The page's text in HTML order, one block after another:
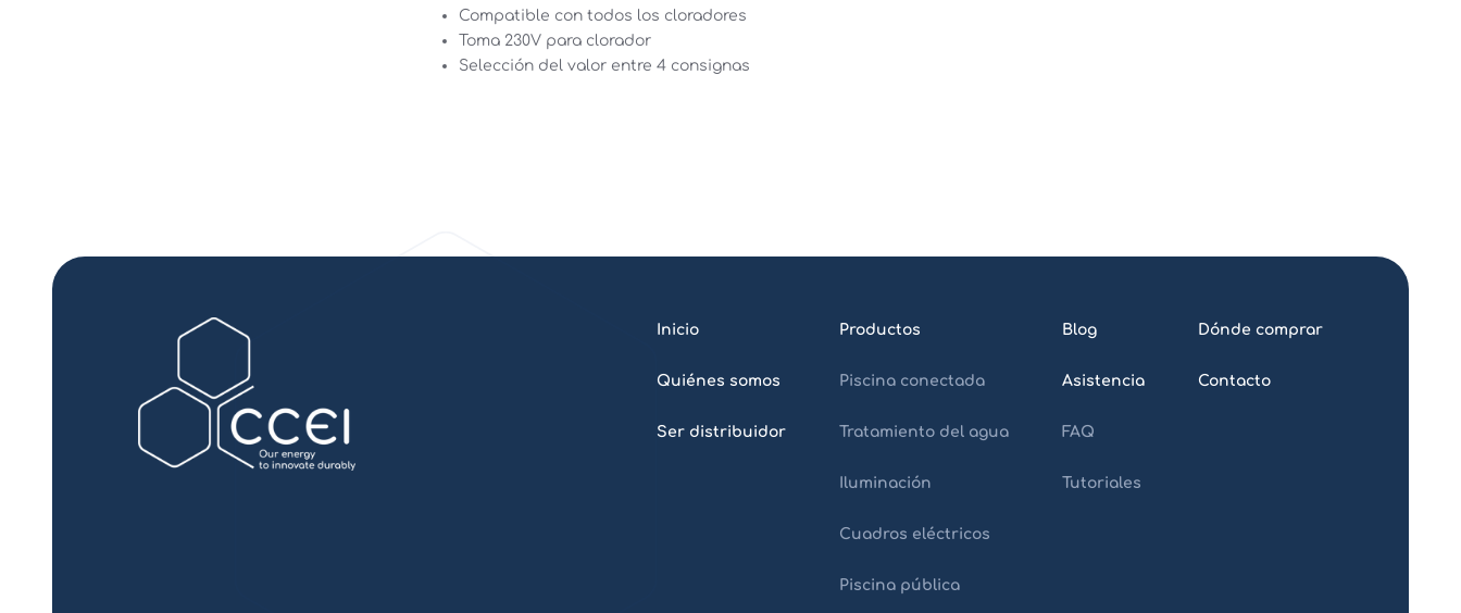
Compatible con todos los cloradores
Toma 230V para clorador
Selección del valor entre 4 consignas
Inicio
Quiénes somos
Ser distribuidor
Productos
Piscina conectada
Tratamiento del agua
Iluminación
Cuadros eléctricos
Piscina pública
Blog
Asistencia
FAQ
Tutoriales
Dónde comprar
Contacto